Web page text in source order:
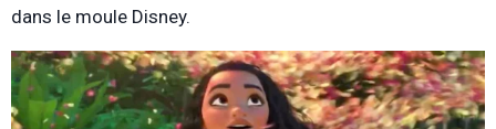
dans le moule Disney.